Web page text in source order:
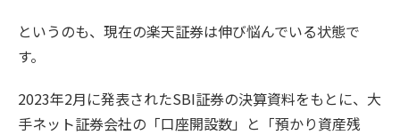
というのも、現在の楽天証券は伸び悩んでいる状態で
す。
2023年2月に発表されたSBI証券の決算資料をもとに、大
手ネット証券会社の「口座開設数」と「預かり資産残